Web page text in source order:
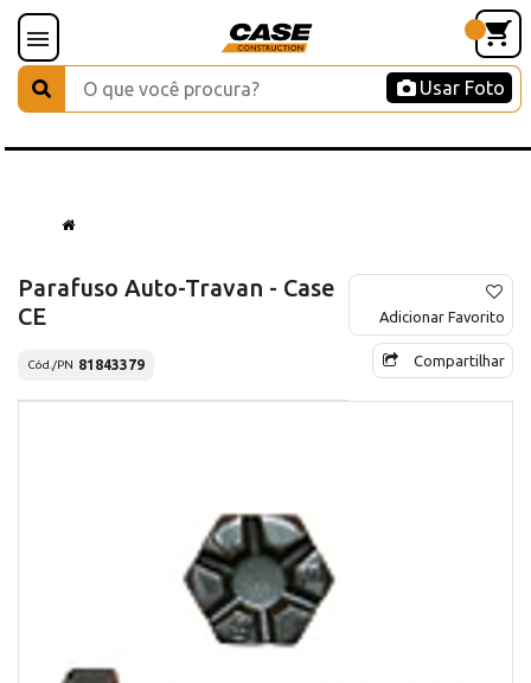
Usar Foto
Parafuso Auto-Travan - Case
CE
Cód./PN 81843379
Adicionar Favorito
Compartilhar